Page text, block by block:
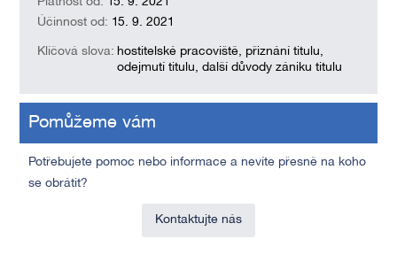
Účinnost od: 15. 9. 2021
Klíčová slova: hostitelské pracoviště, přiznání titulu,
odejmutí titulu, další důvody zániku titulu
Pomůžeme vám
Potřebujete pomoc nebo informace a nevíte přesně na koho
se obrátit?
Kontaktujte nás